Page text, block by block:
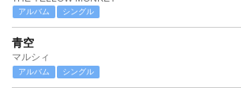
アルバム シングル
青空
マルシィ
アルバム シングル